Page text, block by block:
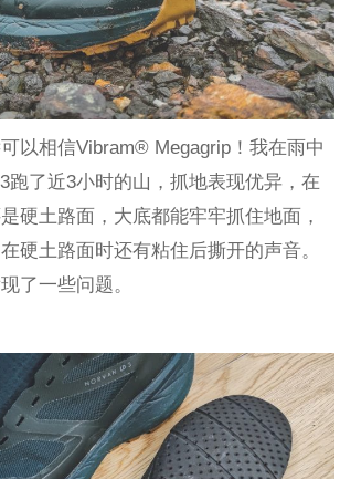
以相信Vibram® Megagrip！我在雨中
跑了近3小时的山，抓地表现优异，在
硬土路面，大底都能牢牢抓住地面，
硬土路面时还有粘住后撕开的声音。
了一些问题。